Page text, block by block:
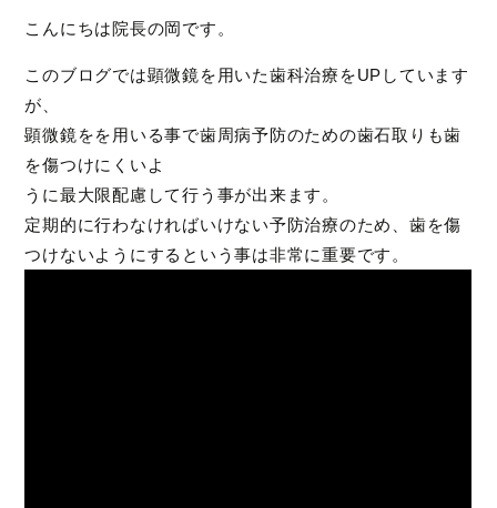
こんにちは院長の岡です。
このブログでは顕微鏡を用いた歯科治療をUPしています
が、
顕微鏡をを用いる事で歯周病予防のための歯石取りも歯
を傷つけにくいよ
うに最大限配慮して行う事が出来ます。
定期的に行わなければいけない予防治療のため、歯を傷
つけないようにするという事は非常に重要です。